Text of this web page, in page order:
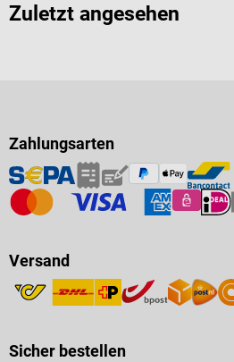
Zuletzt angesehen
Zahlungsarten
Versand
Sicher bestellen